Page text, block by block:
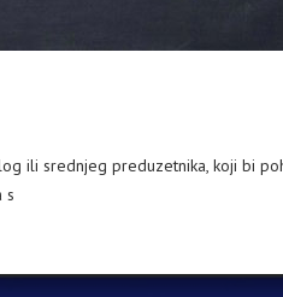
ili srednjeg preduzetnika, koji bi
s